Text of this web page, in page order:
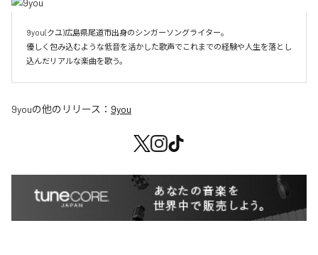
9you(クユ)広島県尾道市出身のシンガーソングライター。
優しく包み込むような低音を活かした歌声でこれまでの経験や人生を落とし
込んだリアルな楽曲を歌う。
9youの他のリリース： 9you